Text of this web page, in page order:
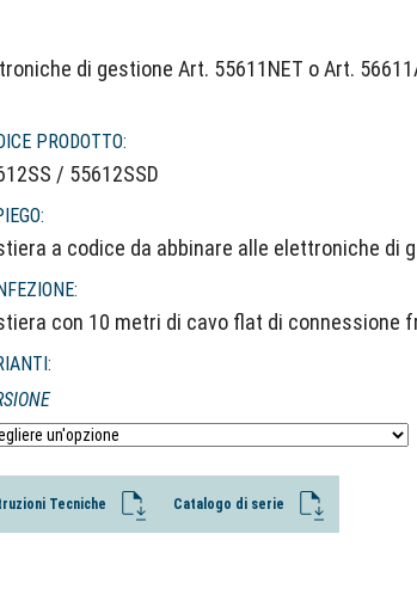
di gestione Art. 55611NET o Art.
PRODOTTO:
/ 55612SSD
a codice da abbinare alle elettroniche di
con 10 metri di cavo flat di connessione
Tecniche Catalogo di serie